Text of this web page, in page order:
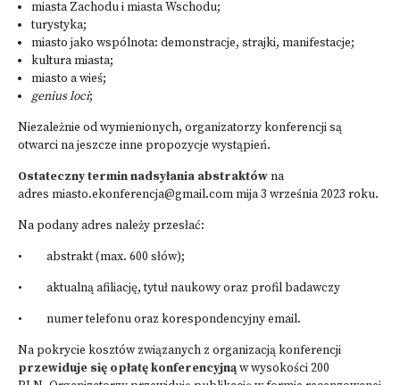
miasta Zachodu i miasta Wschodu;
turystyka;
miasto jako wspólnota: demonstracje, strajki, manifestacje;
kultura miasta;
miasto a wieś;
genius loci;
Niezależnie od wymienionych, organizatorzy konferencji są
otwarci na jeszcze inne propozycje wystąpień.
Ostateczny termin nadsyłania abstraktówna
adres miasto.ekonferencja@gmail.com mija 3 września 2023 roku.
Na podany adres należy przesłać:
• abstrakt (max. 600 słów);
• aktualną afiliację, tytuł naukowy oraz profil badawczy
• numer telefonu oraz korespondencyjny email.
Na pokrycie kosztów związanych z organizacją konferencji
przewiduje się opłatę konferencyjnąw wysokości 200